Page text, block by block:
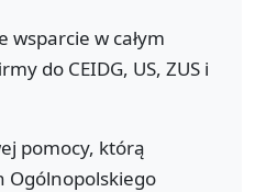
wsparcie w całym
do CEIDG, US, ZUS i
pomocy, którą
Ogólnopolskiego